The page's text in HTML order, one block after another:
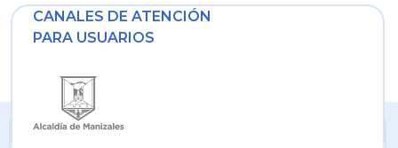
CANALES DE ATENCIÓN
PARA USUARIOS